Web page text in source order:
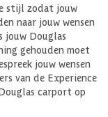
stijl zodat jouw
naar jouw wensen
jouw Douglas
gehouden moet
jouw wensen
van de Experience
carport op